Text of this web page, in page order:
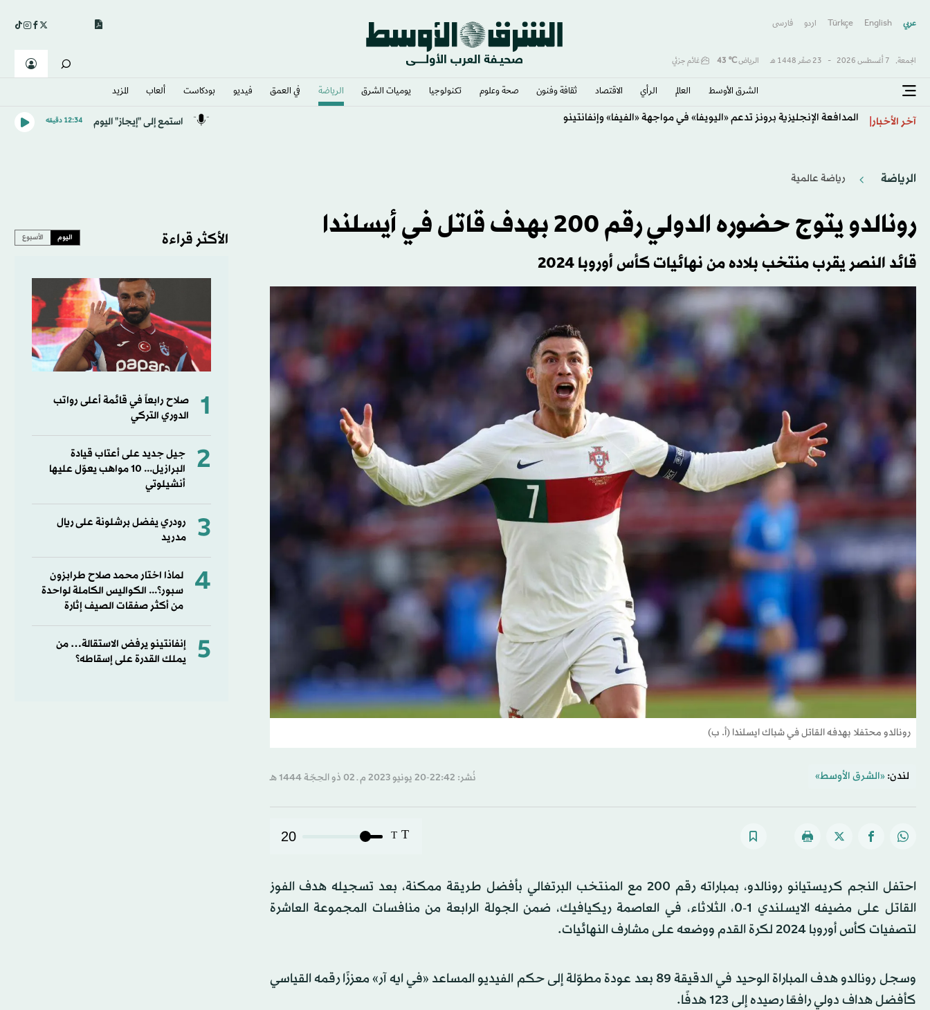
عربي English
Türkçe اردو فارسى
الجمعة, 7 أغسطس 2026 - 23 صفَر 1448 هـ الرياض℃
43 غائم جزئي
الشرق الأوسط​ العالم الرأي الاقتصاد ثقافة وفنون صحة وعلوم تكنولوجيا يوميات الشرق​ الرياضة في العمق فيديو بودكاست ألعاب المزيد
آخر الأخبار المدافعة الإنجليزية برونز تدعم «اليويفا» في مواجهة «الفيفا» وإنفانتينو استمع إلى "إيجاز" اليوم 12:34 دقيقه
الرياضة رياضة عالمية
رونالدو يتوج حضوره الدولي رقم 200 بهدف قاتل في أيسلندا
قائد النصر يقرب منتخب بلاده من نهائيات كأس أوروبا 2024
رونالدو محتفلا بهدفه القاتل في شباك ايسلندا (أ. ب)
لندن: «الشرق الأوسط» نُشر: 22:42-20 يونيو 2023 م ـ 02 ذو الحِجّة 1444 هـ
T
T
20
احتفل النجم كريستيانو رونالدو، بمباراته رقم 200 مع المنتخب البرتغالي بأفضل طريقة ممكنة، بعد تسجيله هدف الفوز
القاتل على مضيفه الايسلندي 1-0، الثلاثاء، في العاصمة ريكيافيك، ضمن الجولة الرابعة من منافسات المجموعة العاشرة
لتصفيات كأس أوروبا 2024 لكرة القدم ووضعه على مشارف النهائيات.
وسجل رونالدو هدف المباراة الوحيد في الدقيقة 89 بعد عودة مطوّلة إلى حكم الفيديو المساعد «في ايه آر» معززًا رقمه القياسي
كأفضل هداف دولي رافعًا رصيده إلى 123 هدفًا.
الأكثر قراءة اليوم الأسبوع
1
صلاح رابعاً في قائمة أعلى رواتب
الدوري التركي
2
جيل جديد على أعتاب قيادة
البرازيل... 10 مواهب يعوّل عليها
أنشيلوتي
3
رودري يفضل برشلونة على ريال
مدريد
4
لماذا اختار محمد صلاح طرابزون
سبور؟... الكواليس الكاملة لواحدة
من أكثر صفقات الصيف إثارة
5
إنفانتينو يرفض الاستقالة… من
يملك القدرة على إسقاطه؟